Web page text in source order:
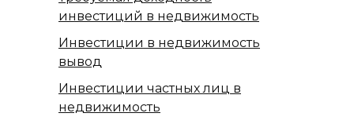
инвестиций в недвижимость
Инвестиции в недвижимость
вывод
Инвестиции частных лиц в
недвижимость